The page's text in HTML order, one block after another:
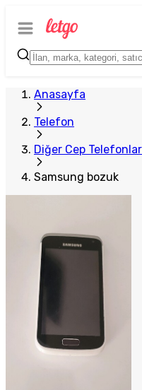
Anasayfa
Telefon
Diğer Cep
Samsung bozuk